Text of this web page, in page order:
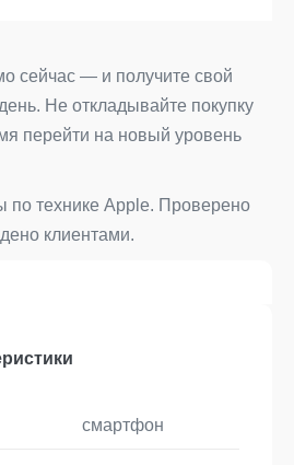
сейчас — и получите свой
Не откладывайте покупку
перейти на новый уровень
по технике Apple. Проверено
клиентами.
смартфон